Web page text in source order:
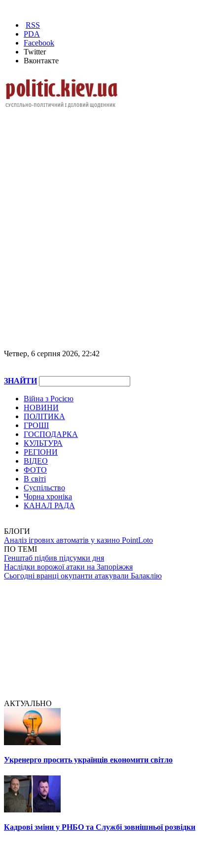
RSS
PDA
Facebook
Twitter
Вконтакте
Четвер, 6 серпня 2026, 22:42
ЗНАЙТИ
Війна з Росією
НОВИНИ
ПОЛІТИКА
ГРОШІ
ГОСПОДАРКА
КУЛЬТУРА
РЕГІОНИ
ВІДЕО
ФОТО
В світі
Суспільство
Чорна хроніка
КАНАЛ РАДА
БЛОГИ
Аналіз ігрових автоматів у казино PointLoto
ПО ТЕМІ
Генштаб підбив підсумки дня
Наслідки ворожої атаки на Запоріжжя
Сьогодні вранці окупанти атакували Балаклію
АКТУАЛЬНО
Укренерго просить українців економити світло
Кадрові зміни у РНБО та Службі зовнішньої розвідки